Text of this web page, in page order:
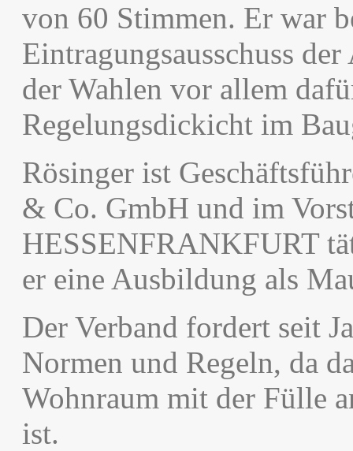
von 60 Stimmen. Er war
Eintragungsausschuss
der Wahlen vor allem
Regelungsdickicht im
Rösinger ist
& Co. GmbH und im
HESSENFRANKFURT
er eine Ausbildung als
Der Verband fordert seit
Normen und Regeln, da
Wohnraum mit der Fülle
ist.